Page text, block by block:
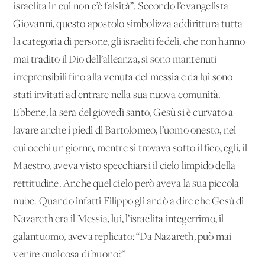
israelita in cui non c’è falsità”. Secondo l’evangelista
Giovanni, questo apostolo simbolizza addirittura tutta
la categoria di persone, gli israeliti fedeli, che non hanno
mai tradito il Dio dell’alleanza, si sono mantenuti
irreprensibili fino alla venuta del messia e da lui sono
stati invitati ad entrare nella sua nuova comunità.
Ebbene, la sera del giovedì santo, Gesù si è curvato a
lavare anche i piedi di Bartolomeo, l’uomo onesto, nei
cui occhi un giorno, mentre si trovava sotto il fico, egli, il
Maestro, aveva visto specchiarsi il cielo limpido della
rettitudine. Anche quel cielo però aveva la sua piccola
nube. Quando infatti Filippo gli andò a dire che Gesù di
Nazareth era il Messia, lui, l’israelita integerrimo, il
galantuomo, aveva replicato: “Da Nazareth, può mai
venire qualcosa di buono?”